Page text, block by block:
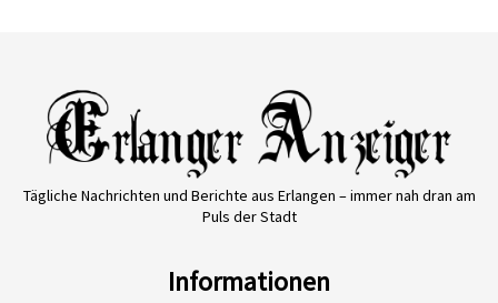
Tägliche Nachrichten und Berichte aus Erlangen – immer nah dran am
Puls der Stadt
Informationen